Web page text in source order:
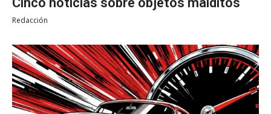
Redacción